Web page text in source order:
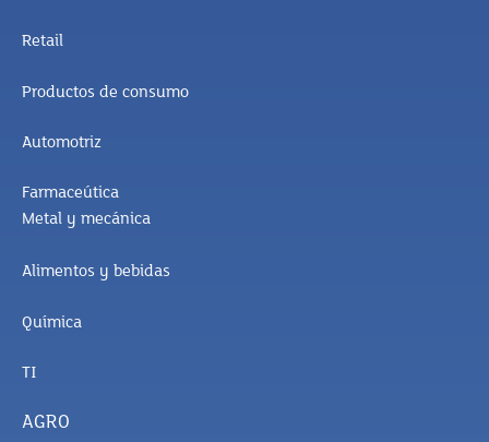
Retail
Productos de consumo
Automotriz
Farmaceútica
Metal y mecánica
Alimentos y bebidas
Química
TI
AGRO